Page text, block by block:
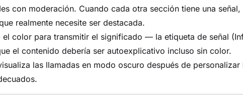
con moderación. Cuando cada otra sección tiene una
realmente necesite ser destacada.
el color para transmitir el significado — la etiqueta de señal
el contenido debería ser autoexplicativo incluso sin color.
las llamadas en modo oscuro después de